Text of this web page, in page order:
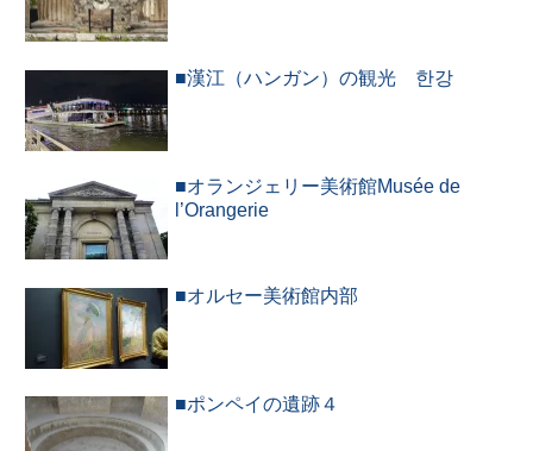
■漢江（ハンガン）の観光 한강
■オランジェリー美術館Musée de
l’Orangerie
■オルセー美術館内部
■ポンペイの遺跡４